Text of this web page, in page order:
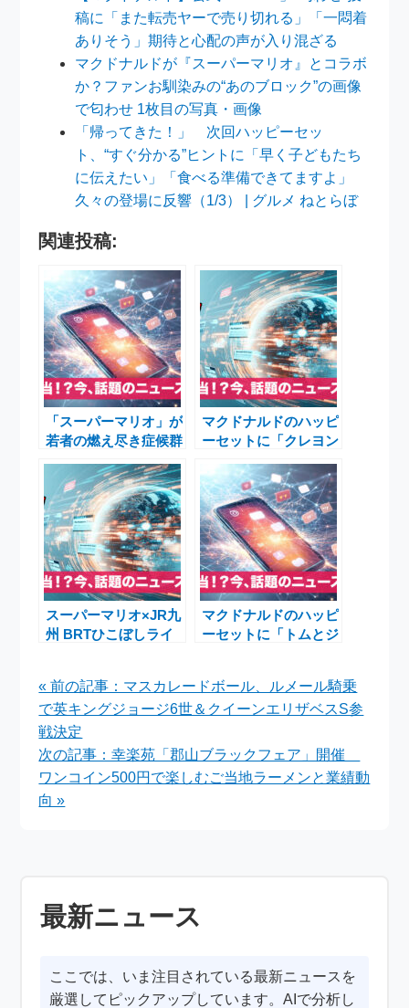
稿に「また転売ヤーで売り切れる」「一悶着
ありそう」期待と心配の声が入り混ざる
マクドナルドが『スーパーマリオ』とコラボ
か？ファンお馴染みの“あのブロック”の画像
で匂わせ 1枚目の写真・画像
「帰ってきた！」 次回ハッピーセッ
ト、“すぐ分かる”ヒントに「早く子どもたち
に伝えたい」「食べる準備できてますよ」
久々の登場に反響（1/3） | グルメ ねとらぼ
関連投稿:
「スーパーマリオ」が
若者の燃え尽き症候群
同研究が示す幸福感と
の関係
マクドナルドのハッピ
ーセットに「クレヨン
ポムプリン」登場！1
月16日から期間限定
で提供
スーパーマリオ×JR九
州 BRTひこぼしライ
始
マクドナルドのハッピ
ーセットに「トムとジ
コラボおもちゃで子ど
もたちが夢中に
« 前の記事：マスカレードボール、ルメール騎乗
で英キングジョージ6世＆クイーンエリザベスS参
戦決定
次の記事：幸楽苑「郡山ブラックフェア」開催
ワンコイン500円で楽しむご当地ラーメンと業績動
向 »
最新ニュース
ここでは、いま注目されている最新ニュースを
厳選してピックアップしています。AIで分析し